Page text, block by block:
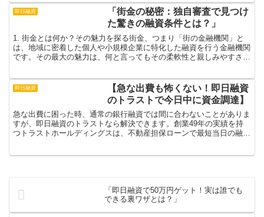
即日融資
「街金の秘密：独自審査で見つけ
た驚きの融資条件とは？」
1. 街金とは何か？その魅力を探る街金、つまり「街の金融機関」と
は、地域に密着した個人や小規模企業に特化した融資を行う金融機関
です。その最大の魅力は、何と言ってもその柔軟性と親しみやすさで
即日融資
【急な出費も怖くない！即日融資
のトラストで今日中に資金調達】
急な出費に困った時、通常の銀行融資では間に合わないことがありま
すが、即日融資のトラストなら解決できます。創業49年の実績を持
つトラストホールディングスは、不動産担保ローンで最短当日の融資
「即日融資で50万円ゲット！実は誰でも
できる裏ワザとは？」